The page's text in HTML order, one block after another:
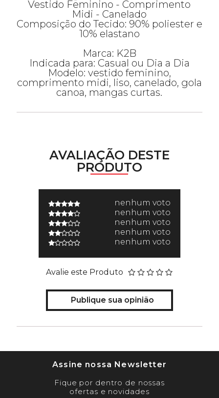
Vestido Feminino - Comprimento
Midi - Canelado
Composição do Tecido: 90% poliester e
10% elastano
Marca: K2B
Indicada para: Casual ou Dia a Dia
Modelo: vestido feminino,
comprimento midi, liso, canelado, gola
canoa, mangas curtas.
AVALIAÇÃO DESTE
PRODUTO
nenhum voto
nenhum voto
nenhum voto
nenhum voto
nenhum voto
Avalie este Produto
Publique sua opinião
Assine nossa Newsletter
Fique por dentro de nossas
ofertas e novidades